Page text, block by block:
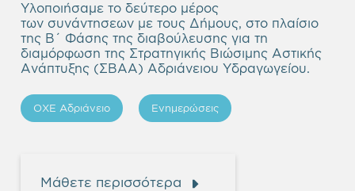
Υλοποιήσαμε το δεύτερο μέρος
των συνάντησεων με τους Δήμους, στο πλαίσιο
της Β΄ Φάσης της διαβούλευσης για τη
διαμόρφωση της Στρατηγικής Βιώσιμης Αστικής
Ανάπτυξης (ΣΒΑΑ) Αδριάνειου Υδραγωγείου.
ΟΧΕ Αδριάνειο Ενημερώσεις
Μάθετε περισσότερα